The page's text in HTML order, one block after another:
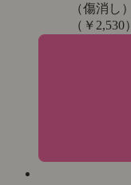
（傷消し
（￥2,530）